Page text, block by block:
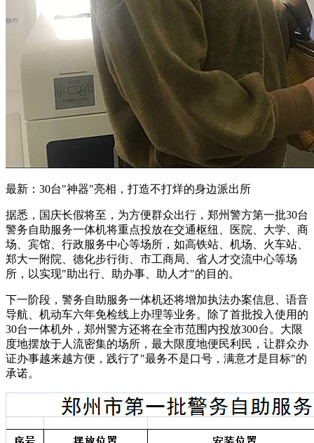
最新：30台"神器"亮相，打造不打烊的身边派出所
据悉，国庆长假将至，为方便群众出行，郑州警方第一批30台
警务自助服务一体机将重点投放在交通枢纽、医院、大学、商
场、宾馆、行政服务中心等场所，如高铁站、机场、火车站、
郑大一附院、德化步行街、市工商局、省人才交流中心等场
所，以实现"助出行、助办事、助人才"的目的。
下一阶段，警务自助服务一体机还将增加执法办案信息、语音
导航、机动车六年免检线上办理等业务。除了首批投入使用的
30台一体机外，郑州警方还将在全市范围内投放300台。大限
度地摆放于人流密集的场所，最大限度地便民利民，让群众办
证办事越来越方便，践行了"最务不是口号，满意才是目标"的
承诺。